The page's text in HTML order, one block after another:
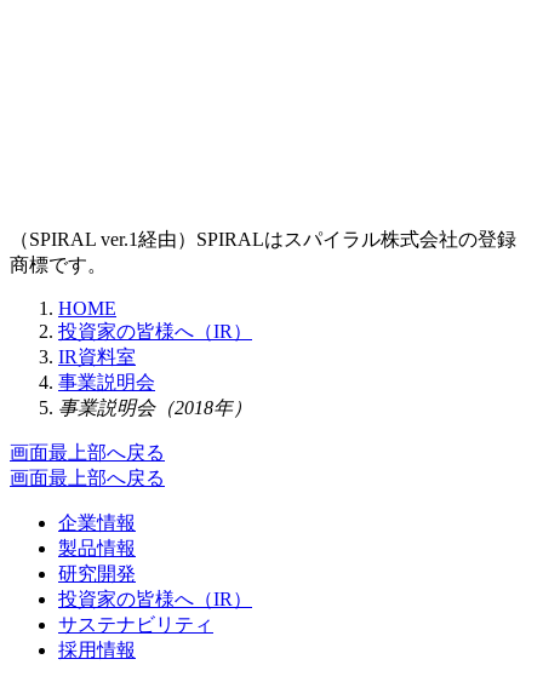
（SPIRAL ver.1経由）SPIRALはスパイラル株式会社の登録
商標です。
HOME
投資家の皆様へ（IR）
IR資料室
事業説明会
事業説明会（2018年）
画面最上部へ戻る
画面最上部へ戻る
企業情報
製品情報
研究開発
投資家の皆様へ（IR）
サステナビリティ
採用情報